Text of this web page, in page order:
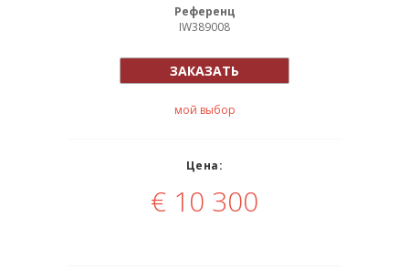
Референц
IW389008
ЗАКАЗАТЬ
мой выбор
Цена:
€ 10 300